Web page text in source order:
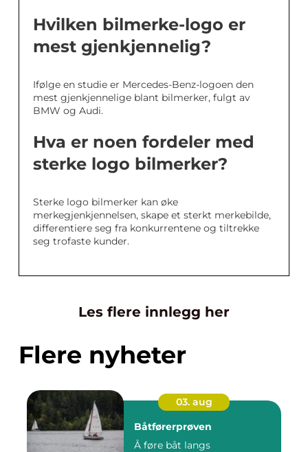
Hvilken bilmerke-logo er
mest gjenkjennelig?
Ifølge en studie er Mercedes-Benz-logoen den
mest gjenkjennelige blant bilmerker, fulgt av
BMW og Audi.
Hva er noen fordeler med
sterke logo bilmerker?
Sterke logo bilmerker kan øke
merkegjenkjennelsen, skape et sterkt merkebilde,
differentiere seg fra konkurrentene og tiltrekke
seg trofaste kunder.
Les flere innlegg her
Flere nyheter
03. aug
Båtførerprøven
Å føre båt langs